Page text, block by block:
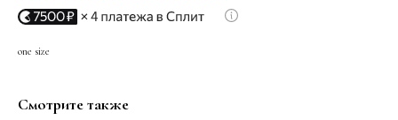
one size
Смотрите также